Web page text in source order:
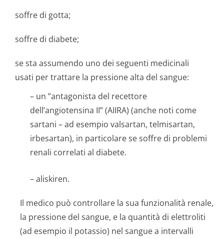
soffre di gotta;
soffre di diabete;
se sta assumendo uno dei seguenti medicinali
usati per trattare la pressione alta del sangue:
– un ”antagonista del recettore
dell’angiotensina II” (AIIRA) (anche noti come
sartani – ad esempio valsartan, telmisartan,
irbesartan), in particolare se soffre di problemi
renali correlati al diabete.
– aliskiren.
Il medico può controllare la sua funzionalità renale,
la pressione del sangue, e la quantità di elettroliti
(ad esempio il potassio) nel sangue a intervalli